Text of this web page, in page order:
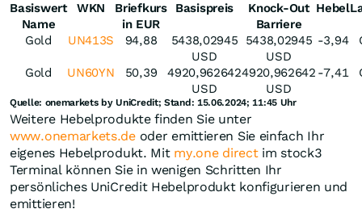
Basiswert
Name
WKN
Briefkurs
in EUR
Basispreis
Knock-Out
Barriere
Hebel
Gold UN413S 94,88
5438,02945
USD
5438,02945
USD
-3,94
Gold UN60YN 50,39
4920,962642
USD
4920,962642
USD
-7,41
Quelle: onemarkets by UniCredit; Stand: 15.06.2024; 11:45 Uhr
Weitere Hebelprodukte finden Sie unter
www.onemarkets.deoder emittieren Sie einfach Ihr
eigenes Hebelprodukt. Mit my.one directim stock3
Terminal können Sie in wenigen Schritten Ihr
persönliches UniCredit Hebelprodukt konfigurieren und
emittieren!